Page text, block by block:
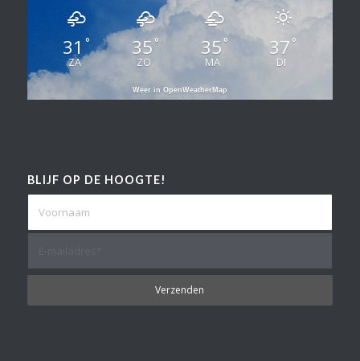
31 °
ZA
35 °
ZO
35 °
MA
37 °
DI
Weer in OpenWeatherMap
BLIJF OP DE HOOGTE!